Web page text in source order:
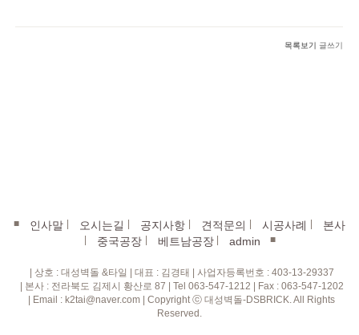
목록보기 글쓰기
■ 인사말 오시는길 공지사항 견적문의 시공사례 본사
중국공장 베트남공장| admin ■
| 상호 : 대성벽돌 &타일 | 대표 : 김경태 | 사업자등록번호 : 403-13-29337
| 본사 : 전라북도 김제시 황산로 87 | Tel 063-547-1212 | Fax : 063-547-1202
| Email : k2tai@naver.com | Copyright ⓒ 대성벽돌-DSBRICK. All Rights
Reserved.